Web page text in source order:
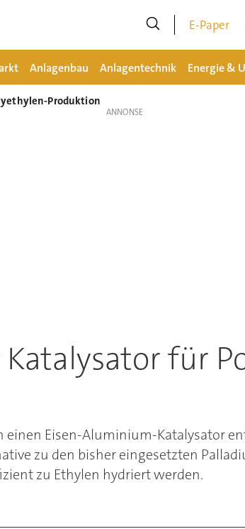
E-Paper
Anlagenbau Anlagentechnik Energie &
Produktion
für
Eisen-Aluminium-Katalysator
zu den bisher eingesetzten
zu Ethylen hydriert werden.